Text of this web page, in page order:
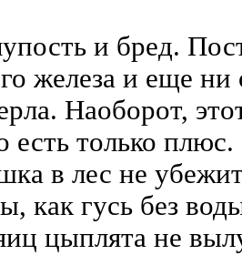
и бред.
железа и еще ни
Наоборот,
есть только плюс.
в лес не
как гусь без
цыплята не